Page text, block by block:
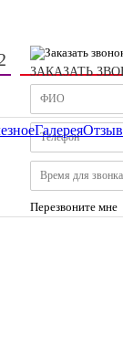
ЗАКАЗАТЬ
Перезвоните мне
-
Галерея